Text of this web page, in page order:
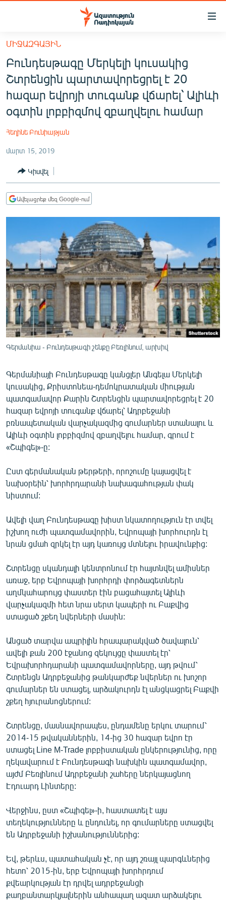
Մատչելիության
հիմնական
բովանդակությանը
Անցնել
հիմնական
մենյուին
Որոնում
ՀԱՅԱՍՏԱՆ
ՔԱՂԱՔԱԿԱՆ
ԸՆՏՐՈՒԹՅՈՒՆՆԵՐ 2026
ՊԱՏԵՐԱԶՄԻ 6 ՇԱԲԱԹՆԵՐԸ
ՏԱՐԱԾԱՇՐՋԱՆ
ՄԻՋԱԶԳԱՅԻՆ
ՄՇԱԿՈՒՅԹ
ՍՊՈՐՏ
ՄԵԿՆԱԲԱՆՈՒԹՅՈՒՆ
ՏՏ ԵՒ ԻՆՏԵՐՆԵՏ
ԿՈՐՈՆԱՎԻՐՈՒՍ
ԱՐԽԻՎ
ԲԱՆԱՎԵՃ
ՁԳՏԵԼՈՎ ԼԱՎԱԳՈՒՅՆԻՆ
ՓՈԴՔԱՍԹ
Հայերեն
Русский
«Ազատության» բոլոր կայքերը
ՄԻՋԱԶԳԱՅԻՆ
Բունդեսթագը Մերկելի կուսակից
Շտրենցին պարտավորեցրել է 20
հազար եվրոյի տուգանք վճարել՝ Ալիևի
օգտին լոբբիզմով զբաղվելու համար
Հեղինե Բունիաթյան
մարտ 15, 2019
Կիսվել
Ավելացրեք մեզ Google-ում
Գերմանիա - Բունդեսթագի շենքը Բեռլինում, արխիվ
Գերմանիայի Բունդեսթագը կանցլեր Անգելա Մերկելի
կուսակից, Քրիստոնեա-դեմոկրատական միության
պատգամավոր Քարին Շտրենցին պարտավորեցրել է 20
հազար եվրոյի տուգանք վճարել՝ Ադրբեջանի
բռնապետական վարչակազմից գումարներ ստանալու և
Ալիևի օգտին լոբբիզմով զբաղվելու համար, գրում է
«Շպիգել»-ը:
Ըստ գերմանական թերթերի, որոշումը կայացվել է
նախօրեին՝ խորհրդարանի նախագահության փակ
նիստում:
Ավելի վաղ Բունդեսթագը խիստ նկատողություն էր տվել
իշխող ուժի պատգամավորին, Եվրոպայի խորհուրդն էլ
նրան ցմահ զրկել էր այդ կառույց մտնելու իրավունքից:
Շտրենցը սկանդալի կենտրոնում էր հայտնվել ամիսներ
առաջ, երբ Եվրոպայի խորհրդի փորձագետներն
աղմկահարույց փաստեր էին բացահայտել Ալիևի
վարչակազմի հետ նրա սերտ կապերի ու Բաքվից
ստացած շքեղ նվերների մասին:
Անցած տարվա ապրիլին հրապարակված ծավալուն՝
ավելի քան 200 էջանոց զեկույցը փաստել էր՝
Եվրախորհդարանի պատգամավորները, այդ թվում՝
Շտրենցն Ադրբեջանից թանկարժեք նվերներ ու խոշոր
գումարներ են ստացել, արձակուրդն էլ անցկացրել Բաքվի
շքեղ հյուրանոցներում:
Շտրենցը, մասնավորապես, ընդամենը երկու տարում՝
2014-15 թվականներին, 14-ից 30 հազար եվրո էր
ստացել Line M-Trade լոբբիստական ընկերությունից, որը
ղեկավարում է Բունդեսթագի նախկին պատգամավոր,
այժմ Բեռլինում Ադրբեջանի շահերը ներկայացնող
Էդուարդ Լինտերը:
Վերջինս, ըստ «Շպիգել»-ի, հաստատել է այս
տեղեկությունները և ընդունել, որ գումարները ստացվել
են Ադրբեջանի իշխանություններից:
Եվ, թերևս, պատահական չէ, որ այդ շռայլ պարգևներից
հետո՝ 2015-ին, երբ Եվրոպայի խորհրդում
քվեարկության էր դրվել ադրբեջանցի
քաղբանտարկյալներին անհապաղ ազատ արձակելու